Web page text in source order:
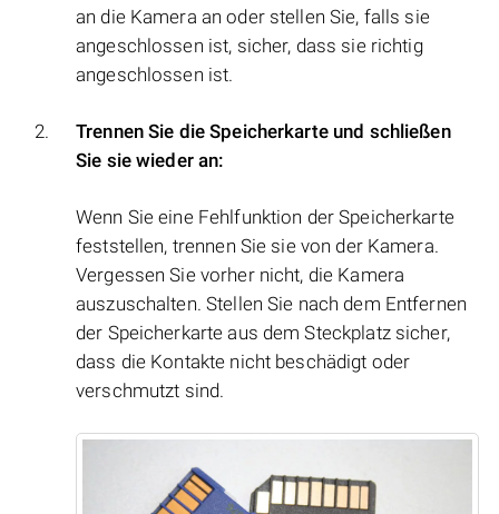
an die Kamera an oder stellen Sie, falls sie
angeschlossen ist, sicher, dass sie richtig
angeschlossen ist.
Trennen Sie die Speicherkarte und schließen
Sie sie wieder an:
Wenn Sie eine Fehlfunktion der Speicherkarte
feststellen, trennen Sie sie von der Kamera.
Vergessen Sie vorher nicht, die Kamera
auszuschalten. Stellen Sie nach dem Entfernen
der Speicherkarte aus dem Steckplatz sicher,
dass die Kontakte nicht beschädigt oder
verschmutzt sind.